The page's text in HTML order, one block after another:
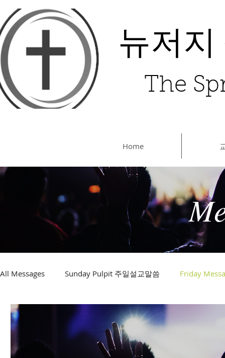
뉴저
The
Home
All Messages Sunday Pulpit 주일설교말씀 Friday
New Year's Message 생명샘 원단 말씀